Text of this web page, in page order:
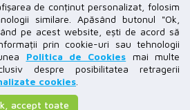
Shop. Toate drepturile rezervate.
de conținut personalizat, folosim
similare. Apăsând butonul "Ok,
pe acest website, ești de acord să
prin cookie-uri sau tehnologii
Politica de Cookies mai multe
despre posibilitatea retragerii
cookies
accept toate